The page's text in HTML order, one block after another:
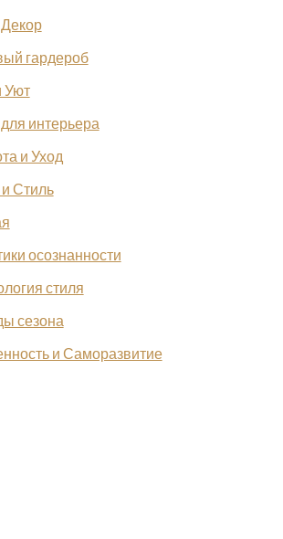
гардероб
Уют
интерьера
и Уход
Стиль
осознанности
стиля
сезона
и Саморазвитие